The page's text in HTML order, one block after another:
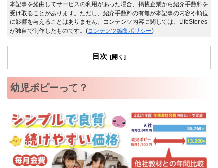
本記事を経由してサービスの利用があった場合、掲載企業から紹介手数料を
受け取ることがあります。ただし、紹介手数料の有無が本記事の内容や順位
に影響を与えることはありません。コンテンツ内容に関しては、LifeStories
が独自で制作したものです。(コンテンツ編集ポリシー)
目次
幼児ポピーって？